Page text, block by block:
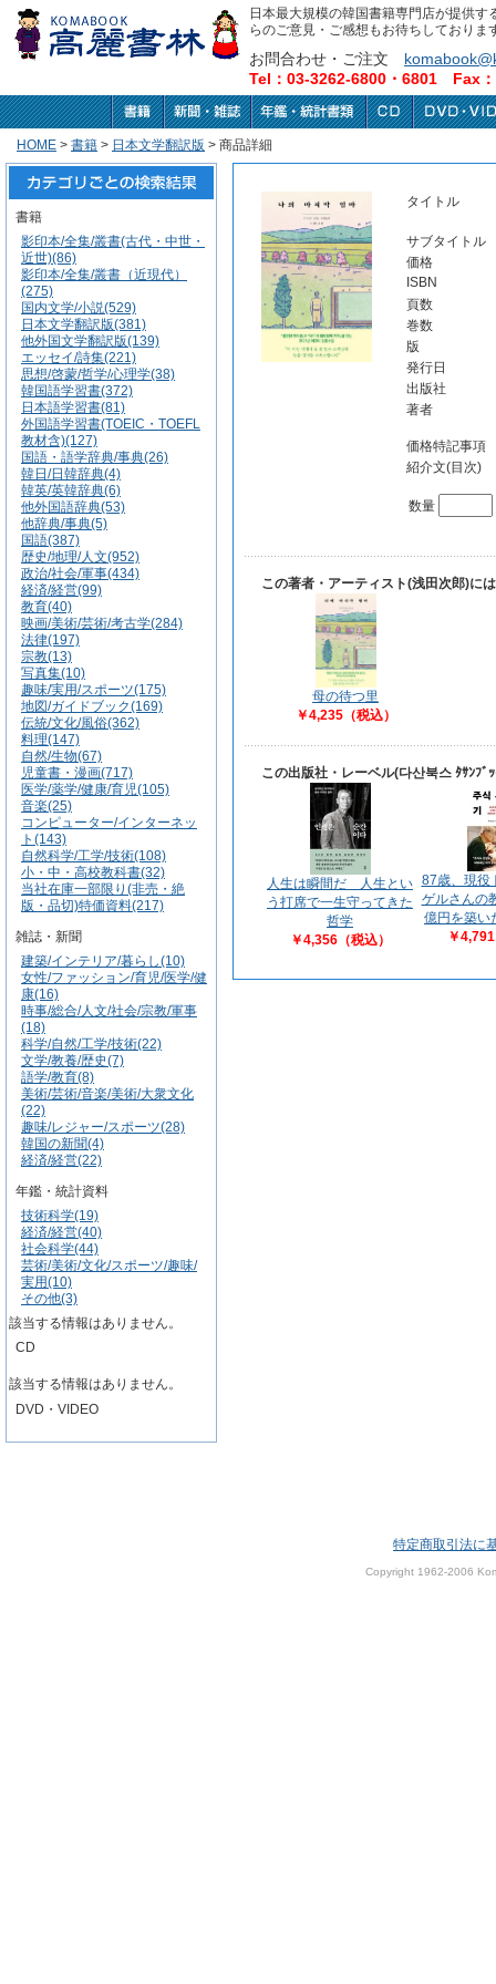
日本最大規模の韓国書籍専門店が提供
らのご意見・ご感想もお待ちしておりま
お問合わせ・ご注文
Tel：03-3262-6800・6801 Fax
HOME > 書籍 > 日本文学翻訳版 > 商品詳細
書籍
影印本/全集/叢書(古代・中世・
近世)(86)
影印本/全集/叢書（近現代）
(275)
国内文学/小説(529)
日本文学翻訳版(381)
他外国文学翻訳版(139)
エッセイ/詩集(221)
思想/啓蒙/哲学/心理学(38)
韓国語学習書(372)
日本語学習書(81)
外国語学習書(TOEIC・TOEFL
教材含)(127)
国語・語学辞典/事典(26)
韓日/日韓辞典(4)
韓英/英韓辞典(6)
他外国語辞典(53)
他辞典/事典(5)
国語(387)
歴史/地理/人文(952)
政治/社会/軍事(434)
経済/経営(99)
教育(40)
映画/美術/芸術/考古学(284)
法律(197)
宗教(13)
写真集(10)
趣味/実用/スポーツ(175)
地図/ガイドブック(169)
伝統/文化/風俗(362)
料理(147)
自然/生物(67)
児童書・漫画(717)
医学/薬学/健康/育児(105)
音楽(25)
コンピューター/インターネッ
ト(143)
自然科学/工学/技術(108)
小・中・高校教科書(32)
当社在庫一部限り(非売・絶
版・品切)特価資料(217)
雑誌・新聞
建築/インテリア/暮らし(10)
女性/ファッション/育児/医学/健
康(16)
時事/総合/人文/社会/宗教/軍事
(18)
科学/自然/工学/技術(22)
文学/教養/歴史(7)
語学/教育(8)
美術/芸術/音楽/美術/大衆文化
(22)
趣味/レジャー/スポーツ(28)
韓国の新聞(4)
経済/経営(22)
年鑑・統計資料
技術科学(19)
経済/経営(40)
社会科学(44)
芸術/美術/文化/スポーツ/趣味/
実用(10)
その他(3)
該当する情報はありません。
CD
該当する情報はありません。
DVD・VIDEO
タイトル
サブタイトル
価格
ISBN
頁数
巻数
版
発行日
出版社
著者
価格特記事項
紹介文(目次)
数量
この著者・アーティスト(浅田次郎)に
母の待つ里
￥4,235（税込）
この出版社・レーベル(다산북스 ﾀｻﾝﾌ
人生は瞬間だ 人生とい
う打席で一生守ってきた
哲学
￥4,356（税込）
87歳、現役
ゲルさん
億円を築い
￥
特定商取引法に
Copyright 1962-2006